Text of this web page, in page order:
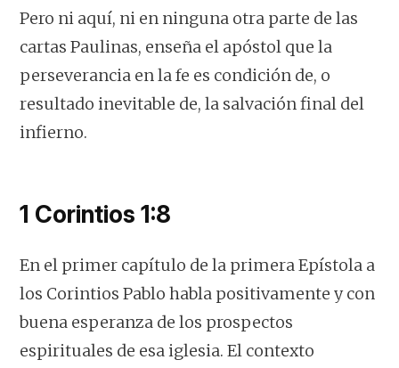
Pero ni aquí, ni en ninguna otra parte de las
cartas Paulinas, enseña el apóstol que la
perseverancia en la fe es condición de, o
resultado inevitable de, la salvación final del
infierno.
1 Corintios 1:8
En el primer capítulo de la primera Epístola a
los Corintios Pablo habla positivamente y con
buena esperanza de los prospectos
espirituales de esa iglesia. El contexto